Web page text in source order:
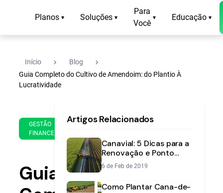
Planos ▾ Soluções ▾
Para
Você
▾ Educação ▾
Início navigate_next Blog navigate_next
Guia Completo do Cultivo de Amendoim: do Plantio À
Lucratividade
GESTÃO
FINANCEIRA
de
de
2025
min
leitura
Guia
Artigos Relacionados
Canavial: 5 Dicas para a
Renovação e Ponto
Ótimo | Aegro
6 de Feb de 2019
Como Plantar Cana-de-